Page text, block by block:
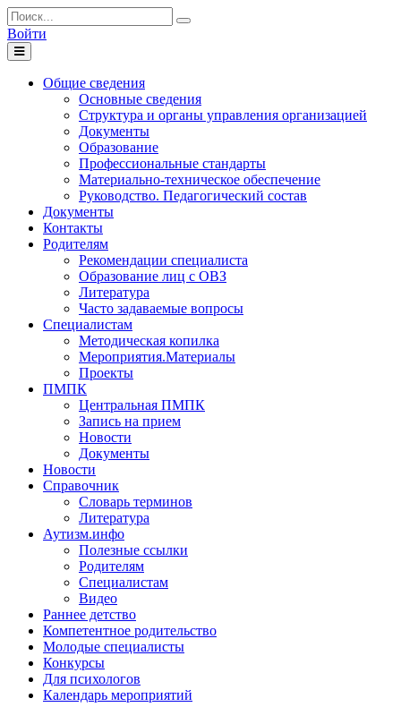
Войти
Toggle
navigation
Общие сведения
Основные сведения
Структура и органы управления организацией
Документы
Образование
Профессиональные стандарты
Материально-техническое обеспечение
Руководство. Педагогический состав
Документы
Контакты
Родителям
Рекомендации специалиста
Образование лиц с ОВЗ
Литература
Часто задаваемые вопросы
Специалистам
Методическая копилка
Мероприятия.Материалы
Проекты
ПМПК
Центральная ПМПК
Запись на прием
Новости
Документы
Новости
Справочник
Словарь терминов
Литература
Аутизм.инфо
Полезные ссылки
Родителям
Специалистам
Видео
Раннее детство
Компетентное родительство
Молодые специалисты
Конкурсы
Для психологов
Календарь мероприятий